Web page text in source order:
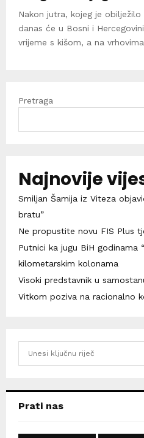
Nakon jutra, kojeg je
danas će u Bosni i
vrijeme s kišom, a na
Pretraga
Najnovije
Smiljan Šamija iz Viteza
bratu”
Ne propustite novu FIS Plus
Putnici ka jugu BiH godinama
kilometarskim kolonama
Visoki predstavnik u
Vitkom poziva na racionalno
hPrati nas